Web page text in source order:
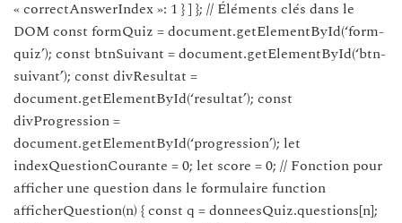
« correctAnswerIndex »: 1 } ] }; // Éléments clés dans le
DOM const formQuiz = document.getElementById(‘form-
quiz’); const btnSuivant = document.getElementById(‘btn-
suivant’); const divResultat =
document.getElementById(‘resultat’); const
divProgression =
document.getElementById(‘progression’); let
indexQuestionCourante = 0; let score = 0; // Fonction pour
afficher une question dans le formulaire function
afficherQuestion(n) { const q = donneesQuiz.questions[n];